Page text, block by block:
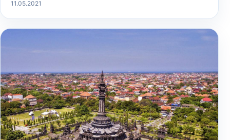
11.05.2021